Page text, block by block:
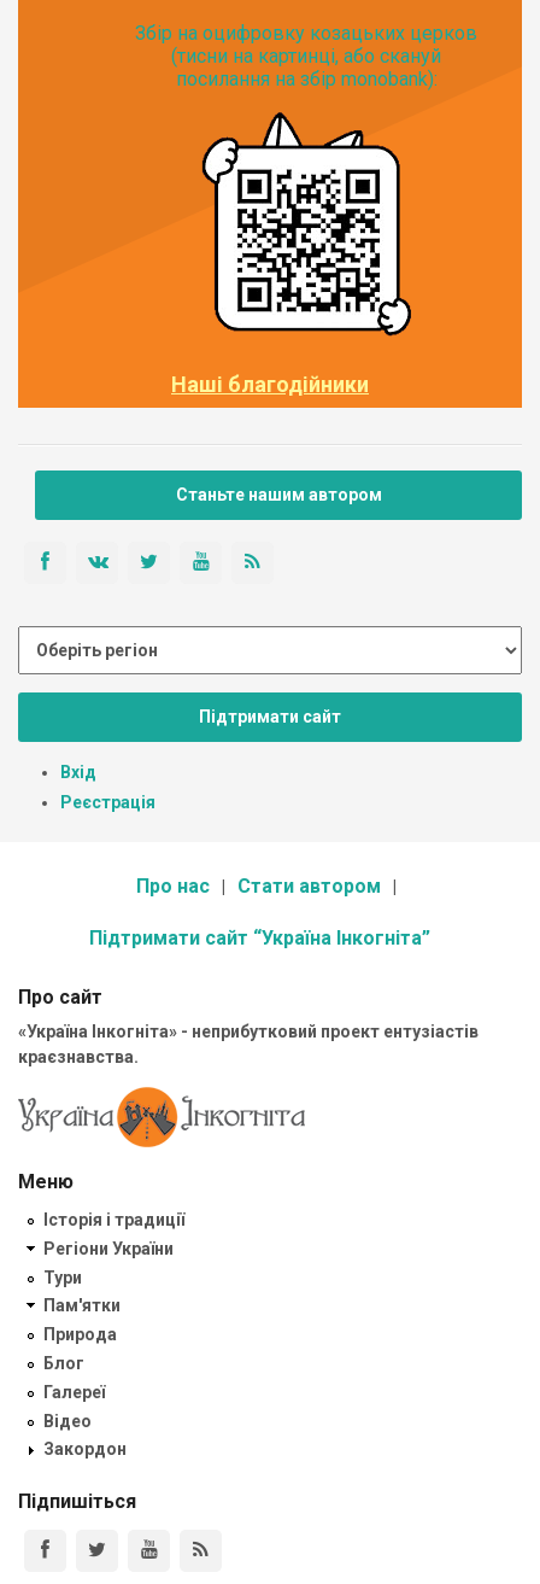
Збір на оцифровку козацьких церков
(тисни на картинці, або скануй
посилання на збір monobank):
Наші благодійники
Станьте нашим автором
Підтримати сайт
Вхід
Реєстрація
Про нас Стати автором
Підтримати сайт “Україна Інкогніта”
Про сайт
«Україна Інкогніта» - неприбутковий проект ентузіастів
краєзнавства.
Меню
Історія і традиції
Регіони України
Тури
Пам'ятки
Природа
Блог
Галереї
Відео
Закордон
Підпишіться